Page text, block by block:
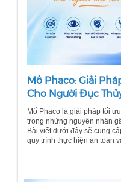
Mổ Phaco: Giải
Cho Người Đục
Mổ Phaco là giải pháp tối
trong những nguyên nhân
Bài viết dưới đây sẽ cung
quy trình thực hiện an toàn